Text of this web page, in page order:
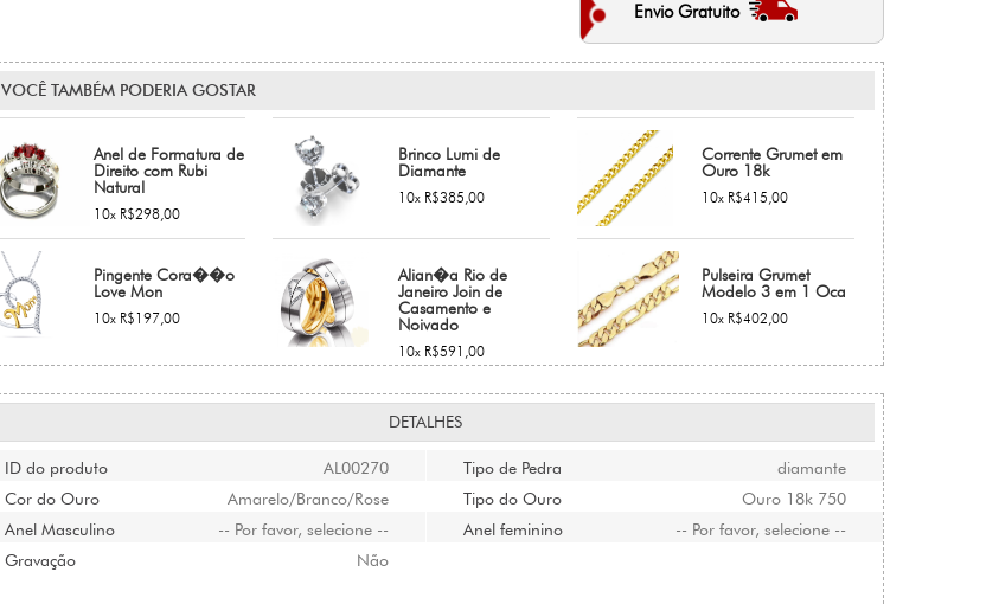
Envio Gratuito
VOCÊ TAMBÉM PODERIA GOSTAR
Anel de Formatura de
Direito com Rubi
Natural
10x R$298,00
Brinco Lumi de
Diamante
10x R$385,00
Corrente Grumet em
Ouro 18k
10x R$415,00
Pingente Cora��o
Love Mon
10x R$197,00
Alian�a Rio de
Janeiro Join de
Casamento e
Noivado
10x R$591,00
Pulseira Grumet
Modelo 3 em 1 Oca
10x R$402,00
DETALHES
ID do produto AL00270
Cor do Ouro Amarelo/Branco/Rose
Anel Masculino -- Por favor, selecione --
Gravação Não
Tipo de Pedra diamante
Tipo do Ouro Ouro 18k 750
Anel feminino -- Por favor, selecione --